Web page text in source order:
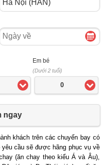
Ngày
về
Em bé
(Dưới 2 tuổi)
0
ngay
khách trên các chuyến bay có
cầu sẽ được hãng phục vụ về
(ăn chay theo kiểu Á và Âu),